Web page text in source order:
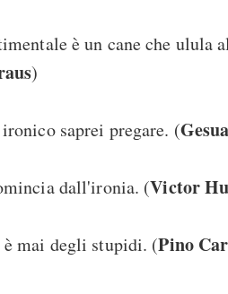
è un cane che ulula
)
saprei pregare. (
dall'ironia. (Victor
mai degli stupidi. (Pino